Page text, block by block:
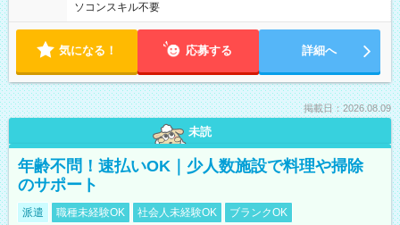
ソコンスキル不要
気になる！ 応募する 詳細へ
掲載日：2026.08.09
未読
年齢不問！速払いOK｜少人数施設で料理や掃除
のサポート
派遣 職種未経験OK 社会人未経験OK
ブランクOK